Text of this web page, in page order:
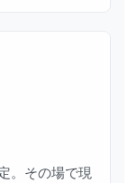
。その場で現